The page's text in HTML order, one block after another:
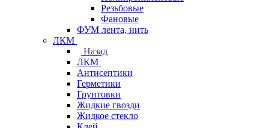
Резьбовые
Фановые
ФУМ лента, нить
ЛКМ
Назад
ЛКМ
Антисептики
Герметики
Грунтовки
Жидкие гвозди
Жидкое стекло